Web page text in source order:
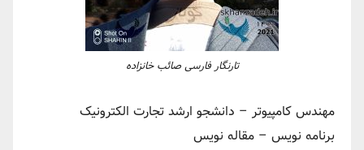
تارنگار فارسی صائب خانزاده
مهندس کامپیوتر – دانشجو ارشد تجارت الکترونیک
برنامه نویس – مقاله نویس